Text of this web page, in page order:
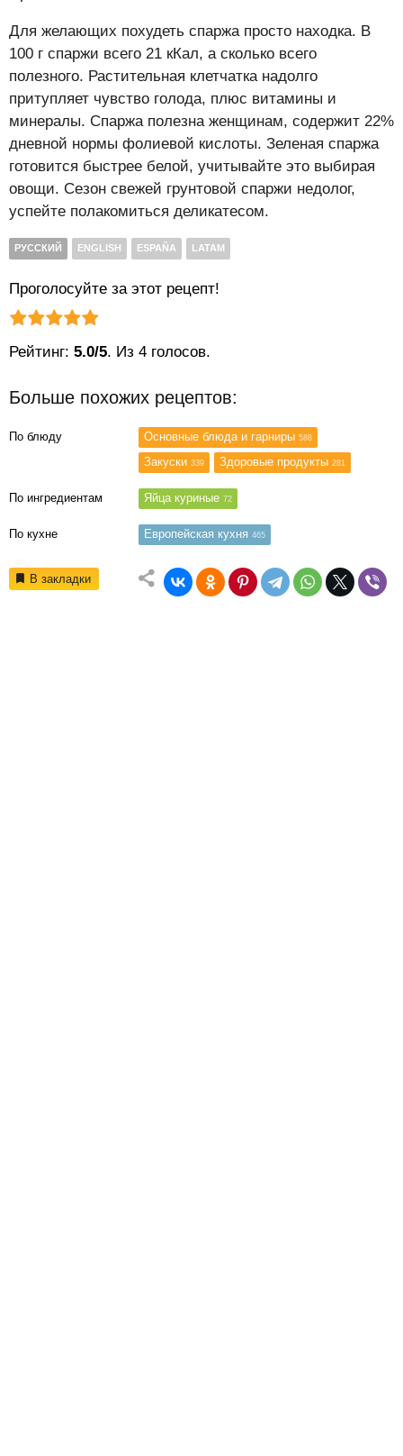
Для желающих похудеть спаржа просто находка. В
100 г спаржи всего 21 кКал, а сколько всего
полезного. Растительная клетчатка надолго
притупляет чувство голода, плюс витамины и
минералы. Спаржа полезна женщинам, содержит 22%
дневной нормы фолиевой кислоты. Зеленая спаржа
готовится быстрее белой, учитывайте это выбирая
овощи. Сезон свежей грунтовой спаржи недолог,
успейте полакомиться деликатесом.
РУССКИЙ ENGLISH ESPAÑA LATAM
Проголосуйте за этот рецепт!
Рейтинг статьи:
Рейтинг: 5.0/5. Из 4 голосов.
Больше похожих рецептов:
По блюду Основные блюда и гарниры 588
Закуски 339 Здоровые продукты 281
По ингредиентам Яйца куриные 72
По кухне Европейская кухня 465
В закладки